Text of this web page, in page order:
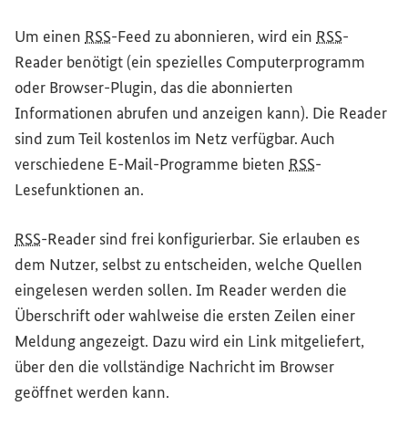
Um einen RSS-Feed zu abonnieren, wird ein RSS-
Reader benötigt (ein spezielles Computerprogramm
oder Browser-Plugin, das die abonnierten
Informationen abrufen und anzeigen kann). Die Reader
sind zum Teil kostenlos im Netz verfügbar. Auch
verschiedene E-Mail-Programme bieten RSS-
Lesefunktionen an.
RSS-Reader sind frei konfigurierbar. Sie erlauben es
dem Nutzer, selbst zu entscheiden, welche Quellen
eingelesen werden sollen. Im Readerwerden die
Überschrift oder wahlweise die ersten Zeilen einer
Meldung angezeigt. Dazu wird ein Link mitgeliefert,
über den die vollständige Nachricht im Browser
geöffnet werden kann.